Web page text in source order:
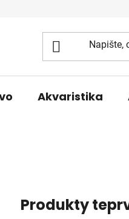
Akvaristika
Produkty